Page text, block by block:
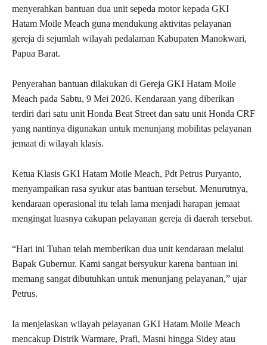
menyerahkan bantuan dua unit sepeda motor kepada GKI
Hatam Moile Meach guna mendukung aktivitas pelayanan
gereja di sejumlah wilayah pedalaman Kabupaten Manokwari,
Papua Barat.
Penyerahan bantuan dilakukan di Gereja GKI Hatam Moile
Meach pada Sabtu, 9 Mei 2026. Kendaraan yang diberikan
terdiri dari satu unit Honda Beat Street dan satu unit Honda CRF
yang nantinya digunakan untuk menunjang mobilitas pelayanan
jemaat di wilayah klasis.
Ketua Klasis GKI Hatam Moile Meach, Pdt Petrus Puryanto,
menyampaikan rasa syukur atas bantuan tersebut. Menurutnya,
kendaraan operasional itu telah lama menjadi harapan jemaat
mengingat luasnya cakupan pelayanan gereja di daerah tersebut.
“Hari ini Tuhan telah memberikan dua unit kendaraan melalui
Bapak Gubernur. Kami sangat bersyukur karena bantuan ini
memang sangat dibutuhkan untuk menunjang pelayanan,” ujar
Petrus.
Ia menjelaskan wilayah pelayanan GKI Hatam Moile Meach
mencakup Distrik Warmare, Prafi, Masni hingga Sidey atau